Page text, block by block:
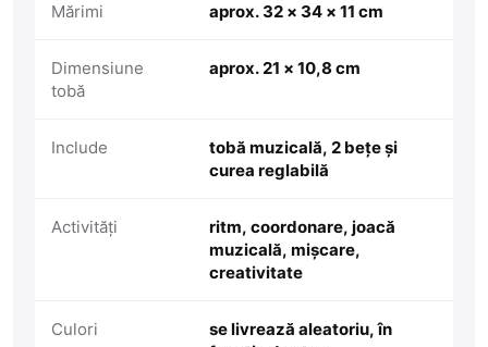
Mărimi aprox. 32 × 34 × 11 cm
Dimensiune
tobă
aprox. 21 × 10,8 cm
Include
tobă muzicală, 2 bețe și
curea reglabilă
Activități
ritm, coordonare, joacă
muzicală, mișcare,
creativitate
Culori
se livrează aleatoriu, în